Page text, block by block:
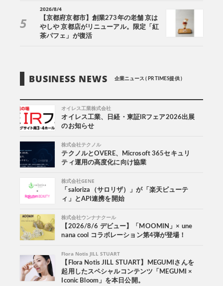
2026/8/4
【京都府京都市】創業273年の老舗 京は
やしや 京都店がリニューアル。限定「紅
茶パフェ」が復活
BUSINESS NEWS 企業ニュース ( PR TIMES提供 )
オイレス工業株式会社
オイレス工業、日経・東証IRフェア2026出展
のお知らせ
株式会社テクノル
テクノルとOVERE、Microsoft 365セキュリ
ティ運用の高度化に向け協業
株式会社GENE
「saloriza（サロリザ）」が「楽天ビューテ
ィ」とAPI連携を開始
株式会社ウンナナクール
【2026/8/6 デビュー】「MOOMIN」× une
nana cool コラボレーション第4弾が登場！
Flora Notis JILL STUART
【Flora Notis JILL STUART】MEGUMIさんを
起用したスペシャルコンテンツ「MEGUMI ×
Iconic Bloom」を本日公開。